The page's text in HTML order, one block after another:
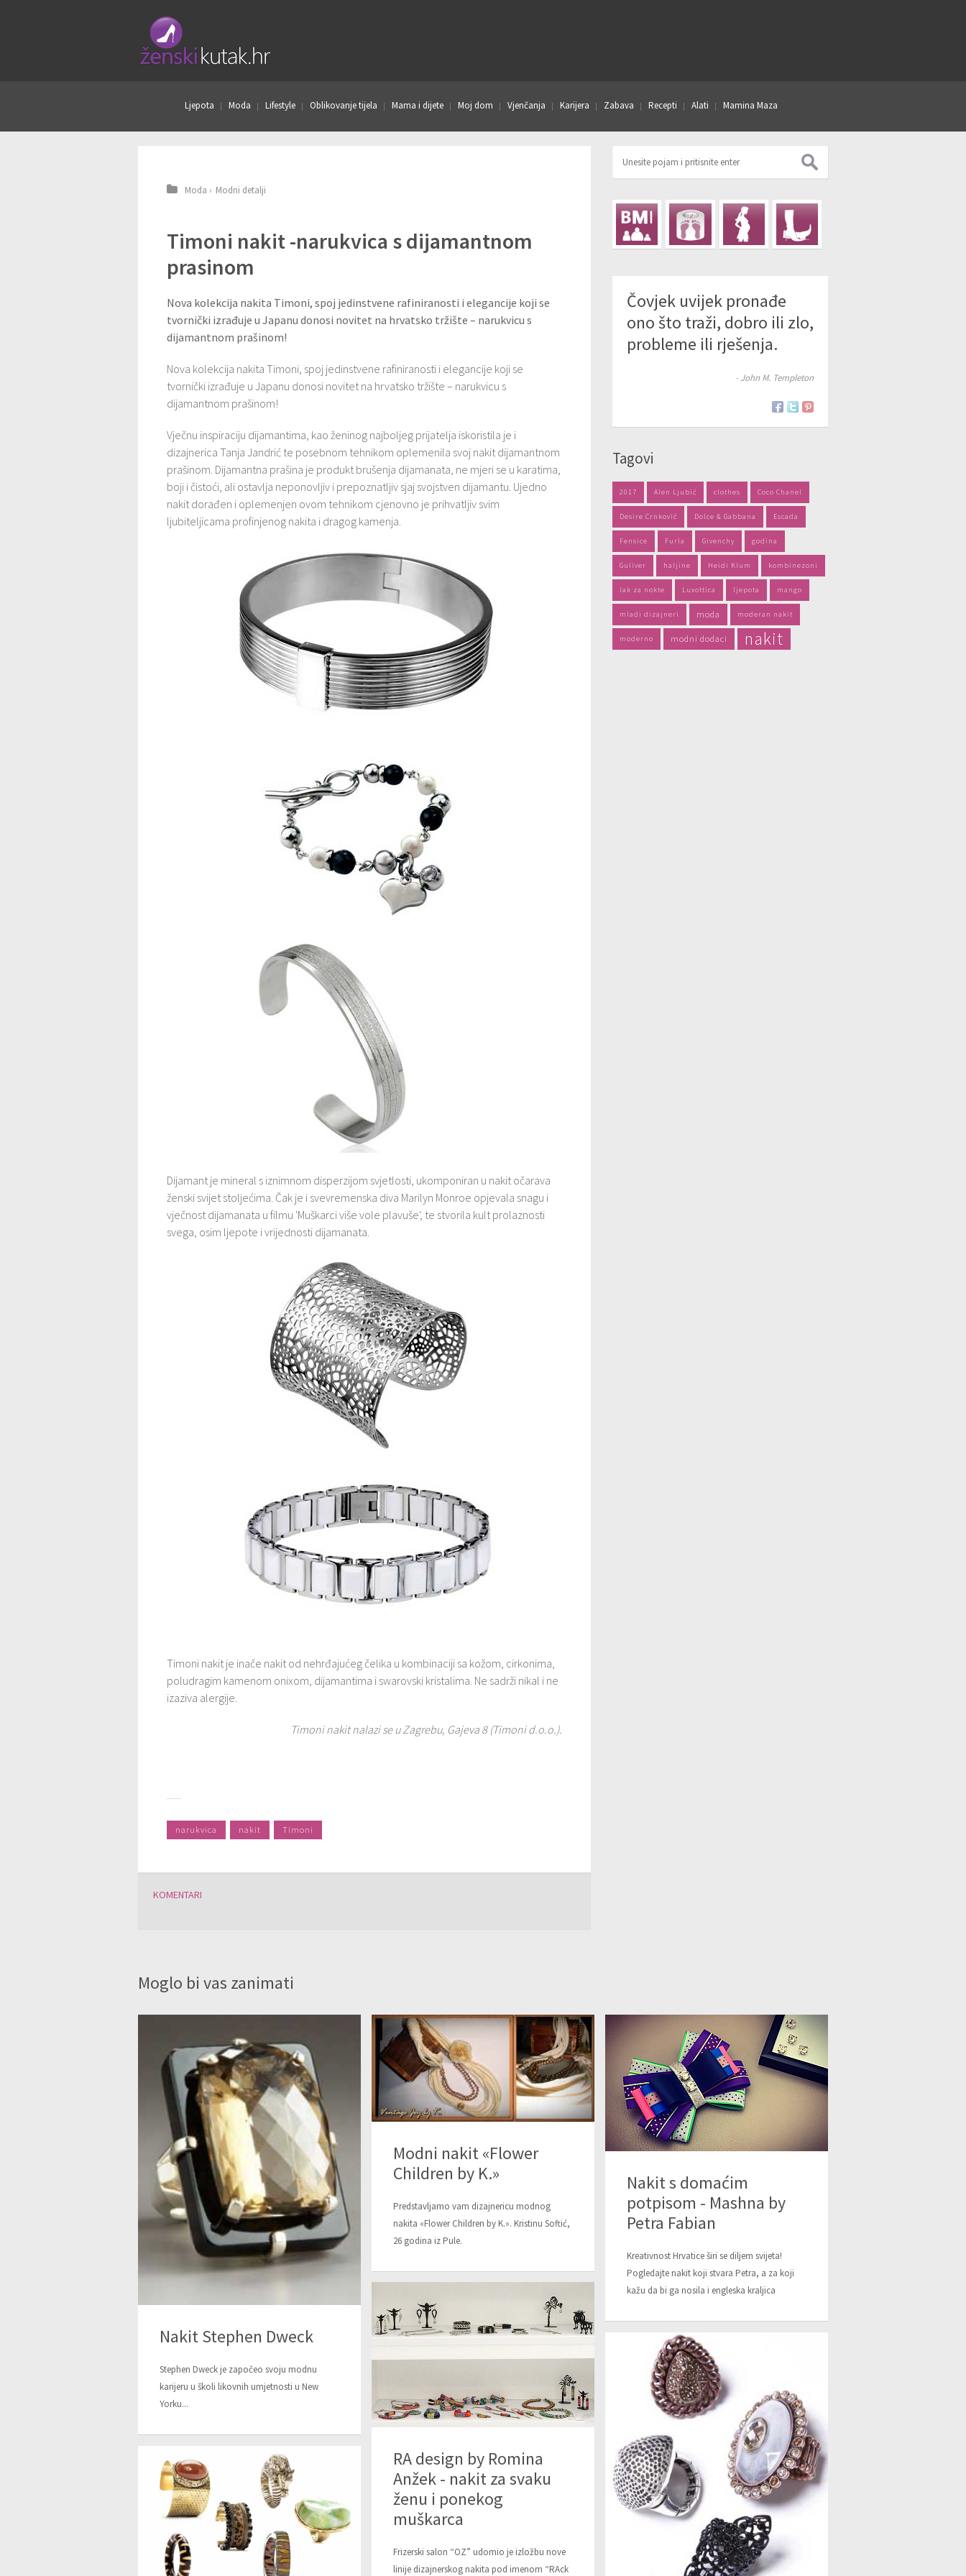
Ljepota Moda Lifestyle Oblikovanje tijela Mama i dijete Moj dom Vjenčanja Karijera Zabava Recepti Alati Mamina Maza
Moda › Modni detalji
Timoni nakit -narukvica s dijamantnom
prasinom
Nova kolekcija nakita Timoni, spoj jedinstvene rafiniranosti i elegancije koji se
tvornički izrađuje u Japanu donosi novitet na hrvatsko tržište – narukvicu s
dijamantnom prašinom!
Nova kolekcija nakita Timoni, spoj jedinstvene rafiniranosti i elegancije koji se
tvornički izrađuje u Japanu donosi novitet na hrvatsko tržište – narukvicu s
dijamantnom prašinom!
Vječnu inspiraciju dijamantima, kao ženinog najboljeg prijatelja iskoristila je i
dizajnerica Tanja Jandrić te posebnom tehnikom oplemenila svoj nakit dijamantnom
prašinom. Dijamantna prašina je produkt brušenja dijamanata, ne mjeri se u karatima,
boji i čistoći, ali ostavlja neponovljiv i prepoznatljiv sjaj svojstven dijamantu. Ujedno
nakit dorađen i oplemenjen ovom tehnikom cjenovno je prihvatljiv svim
ljubiteljicama profinjenog nakita i dragog kamenja.
Dijamant je mineral s iznimnom disperzijom svjetlosti, ukomponiran u nakit očarava
ženski svijet stoljećima. Čak je i svevremenska diva Marilyn Monroe opjevala snagu i
vječnost dijamanata u filmu 'Muškarci više vole plavuše', te stvorila kult prolaznosti
svega, osim ljepote i vrijednosti dijamanata.
Timoni nakit je inače nakit od nehrđajućeg čelika u kombinaciji sa kožom, cirkonima,
poludragim kamenom onixom, dijamantima i swarovski kristalima. Ne sadrži nikal i ne
izaziva alergije.
Timoni nakit nalazi se u Zagrebu, Gajeva 8 (Timoni d.o.o.).
narukvica nakit Timoni
KOMENTARI
Čovjek uvijek pronađe
ono što traži, dobro ili zlo,
probleme ili rješenja.
- John M. Templeton
Tagovi
2017 Alen Ljubić clothes Coco Chanel
Desire Crnković Dolce & Gabbana Escada
Fensice Furla Givenchy godina
Guliver haljine Heidi Klum kombinezoni
lak za nokte Luxottica ljepota mango
mladi dizajneri moda moderan nakit
moderno modni dodaci nakit
Moglo bi vas zanimati
Nakit Stephen Dweck
Stephen Dweck je započeo svoju modnu
karijeru u školi likovnih umjetnosti u New
Yorku...
Modni nakit «Flower
Children by K.»
Predstavljamo vam dizajnericu modnog
nakita «Flower Children by K.». Kristinu Softić,
26 godina iz Pule.
Nakit s domaćim
potpisom - Mashna by
Petra Fabian
Kreativnost Hrvatice širi se diljem svijeta!
Pogledajte nakit koji stvara Petra, a za koji
kažu da bi ga nosila i engleska kraljica
RA design by Romina
Anžek - nakit za svaku
ženu i ponekog
muškarca
Frizerski salon “OZ” udomio je izložbu nove
linije dizajnerskog nakita pod imenom “RAck